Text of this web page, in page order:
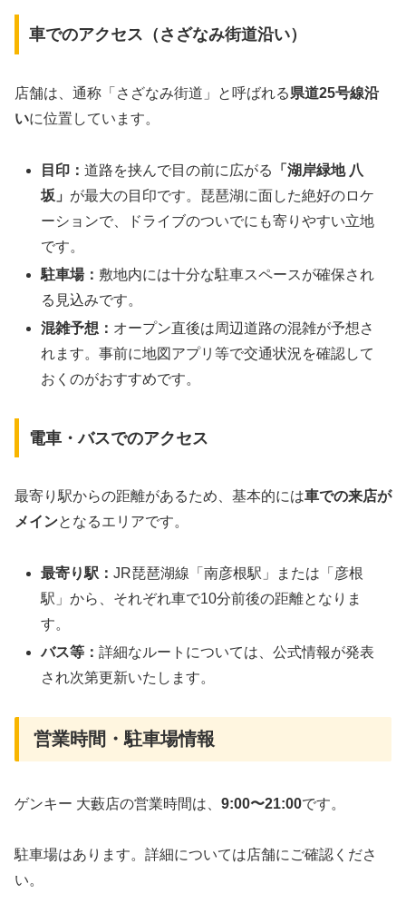
車でのアクセス（さざなみ街道沿い）
店舗は、通称「さざなみ街道」と呼ばれる県道25号線沿
いに位置しています。
目印：道路を挟んで目の前に広がる
「湖岸緑地 八
坂」 が最大の目印です。琵琶湖に面した絶好のロケ
ーションで、ドライブのついでにも寄りやすい立地
です。
駐車場： 敷地内には十分な駐車スペースが確保され
る見込みです。
混雑予想： オープン直後は周辺道路の混雑が予想さ
れます。事前に地図アプリ等で交通状況を確認して
おくのがおすすめです。
電車・バスでのアクセス
最寄り駅からの距離があるため、基本的には車での来店が
メインとなるエリアです。
最寄り駅：JR琵琶湖線「南彦根駅」または「彦根
駅」から、それぞれ車で10分前後の距離となりま
す。
バス等：詳細なルートについては、公式情報が発表
され次第更新いたします。
営業時間・駐車場情報
ゲンキー 大藪店の営業時間は、 9:00〜21:00です。
駐車場はあります。詳細については店舗にご確認くださ
い。